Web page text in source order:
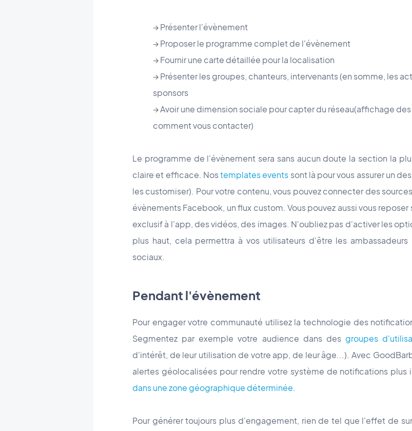
→ Présenter l'évènement
→ Proposer le programme complet de l'évènement
→ Fournir une carte détaillée pour la localisation
→ Présenter les groupes, chanteurs, intervenants (en somme, les
sponsors
→ Avoir une dimension sociale pour capter du réseau(affichage
comment vous contacter)
Le programme de l'évènement sera sans aucun doute la section la
claire et efficace. Nostemplates events sont là pour vous assurer un
les customiser). Pour votre contenu, vous pouvez connecter des
évènements Facebook, un flux custom. Vous pouvez aussi vous
exclusif à l'app, des vidéos, des images. N'oubliez pas d'activer les
plus haut, cela permettra à vos utilisateurs d'être les
sociaux.
Pendant l'évènement
Pour engager votre communauté utilisez la technologie des
Segmentez par exemple votre audience dans des groupes
d'intérêt, de leur utilisation de votre app, de leur âge...). Avec
alertes géolocalisées pour rendre votre système de notifications
dans une zone géographique déterminée.
Pour générer toujours plus d'engagement, rien de tel que l'effet de